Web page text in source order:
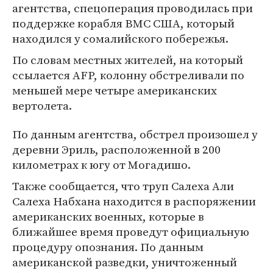
агентства, спецоперация проводилась при
поддержке корабля ВМС США, который
находился у сомалийского побережья.
По словам местных жителей, на который
ссылается AFP, колонну обстреливали по
меньшей мере четыре американских
вертолета.
По данным агентства, обстрел произошел у
деревни Эриль, расположенной в 200
километрах к югу от Могадишо.
Также сообщается, что труп Салеха Али
Салеха Набхана находится в распоряжении
американских военных, которые в
ближайшее время проведут официальную
процедуру опознания. По данным
американской разведки, уничтоженный